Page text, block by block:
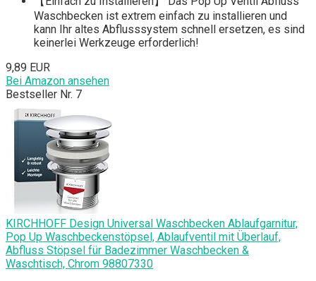
Waschbecken ist extrem einfach zu installieren und
kann Ihr altes Abflusssystem schnell ersetzen, es sind
keinerlei Werkzeuge erforderlich!
9,89 EUR
Bei Amazon ansehen
Bestseller Nr. 7
KIRCHHOFF Design Universal Waschbecken Ablaufgarnitur,
Pop Up Waschbeckenstöpsel, Ablaufventil mit Überlauf,
Abfluss Stöpsel für Badezimmer Waschbecken &
Waschtisch, Chrom 98807330